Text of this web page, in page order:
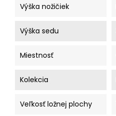
Výška nožičiek
Výška sedu
Miestnosť
Kolekcia
Veľkosť ložnej plochy